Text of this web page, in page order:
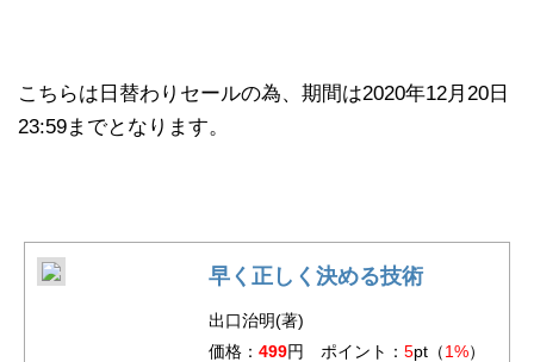
こちらは日替わりセールの為、期間は2020年12月20日
23:59までとなります。
早く正しく決める技術
出口治明(著)
価格： 499円 ポイント： 5pt（1%）